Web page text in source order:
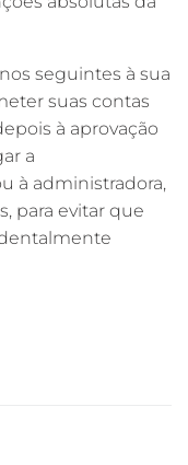
seguintes à sua
suas contas
à aprovação
a
à administradora,
para evitar que